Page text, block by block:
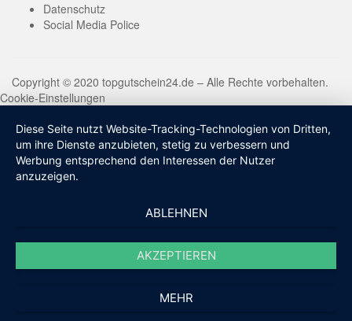
Datenschutz
Social Media Police
Copyright © 2020 topgutschein24.de – Alle Rechte vorbehalten.
Cookie-Einstellungen
Diese Seite nutzt Website-Tracking-Technologien von Dritten,
um ihre Dienste anzubieten, stetig zu verbessern und
Werbung entsprechend den Interessen der Nutzer
anzuzeigen.
ABLEHNEN
AKZEPTIEREN
MEHR